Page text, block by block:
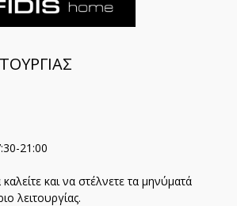
21:00
και να στέλνετε τα μηνύματά
λειτουργίας.